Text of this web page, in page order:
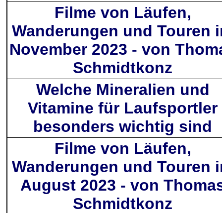
Filme von Läufen,
Wanderungen und Touren
November 2023 - von
Schmidtkonz
Welche Mineralien und
Vitamine für Laufsportler
besonders wichtig sind
Filme von Läufen,
Wanderungen und Touren
August 2023 - von
Schmidtkonz